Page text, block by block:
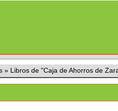
» Libros de "Caja de Ahorros de